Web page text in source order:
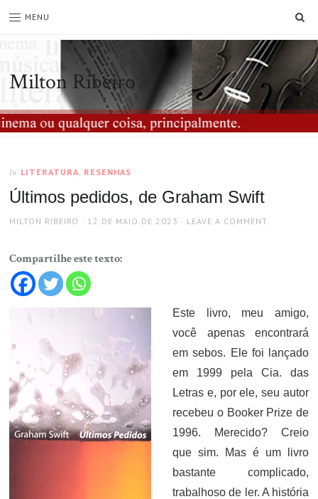
MENU
Milton Ribeiro
In LITERATURA, RESENHAS
Últimos pedidos, de Graham Swift
AUTHOR
MILTON RIBEIRO
POSTED
12 DE MAIO DE 2023 LEAVE A COMMENT
Compartilhe este texto:
Este livro, meu amigo,
você apenas encontrará
em sebos. Ele foi lançado
em 1999 pela Cia. das
Letras e, por ele, seu autor
recebeu o Booker Prize de
1996. Merecido? Creio
que sim. Mas é um livro
bastante complicado,
trabalhoso de ler. A história